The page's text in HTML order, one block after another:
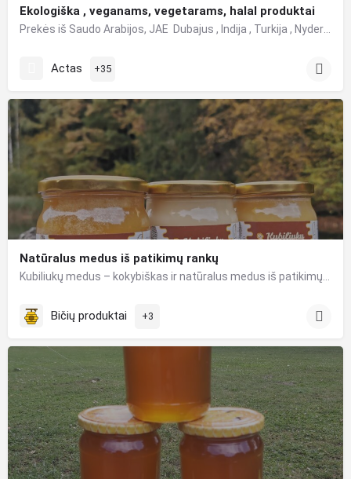
Ekologiška , veganams, vegetarams, halal produktai
Actas +35
Natūralus medus iš patikimų rankų
Bičių produktai +3